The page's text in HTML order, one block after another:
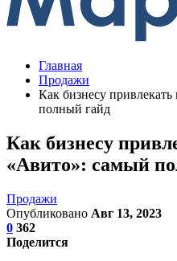
Главная
Продажи
Как бизнесу
полный гайд
Как бизнесу
«Авито»: самый
Продажи
Опубликовано Авг 13, 2023
0 362
Поделится